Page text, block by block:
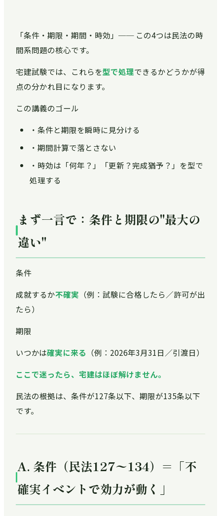
「条件・期限・期間・時効」── この4つは民法の時
間系問題の核心です。
宅建試験では、これらを型で処理できるかどうかが得
点の分かれ目になります。
この講義のゴール
・条件と期限を瞬時に見分ける
・期間計算で落とさない
・時効は「何年？」「更新？完成猶予？」を型で
処理する
まず一言で：条件と期限の"最大の
違い"
条件
成就するか不確実 （例：試験に合格したら／許可が出
たら）
期限
いつかは確実に来る （例：2026年3月31日／引渡日）
ここで迷ったら、宅建はほぼ解けません。
民法の根拠は、条件が127条以下、期限が135条以下
です。
A. 条件（民法127〜134）＝「不
確実イベントで効力が動く」